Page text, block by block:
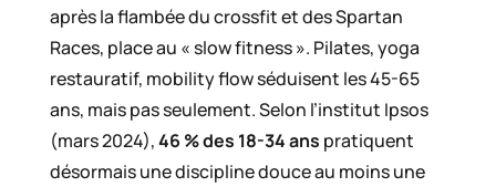
après la flambée du crossfit et des Spartan
Races, place au « slow fitness ». Pilates, yoga
restauratif, mobility flow séduisent les 45-65
ans, mais pas seulement. Selon l’institut Ipsos
(mars 2024),46 % des 18-34 ans pratiquent
désormais une discipline douce au moins une